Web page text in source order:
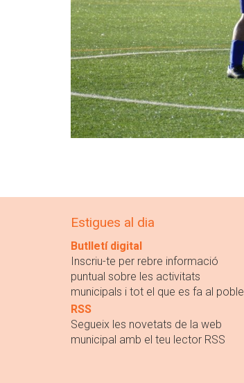
Estigues al dia
Butlletí digital
Inscriu-te per rebre informació
puntual sobre les activitats
municipals i tot el que es fa al poble
RSS
Segueix les novetats de la web
municipal amb el teu lector RSS